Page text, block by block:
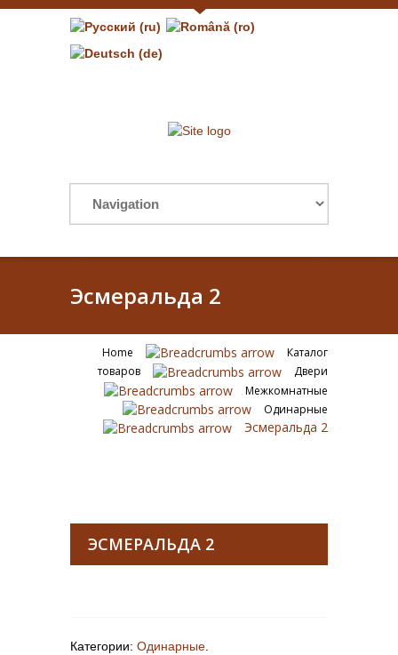
Эсмеральда 2
Home
Каталог
товаров
Двери
Межкомнатные
Одинарные
Эсмеральда 2
ЭСМЕРАЛЬДА 2
Категории: Одинарные.